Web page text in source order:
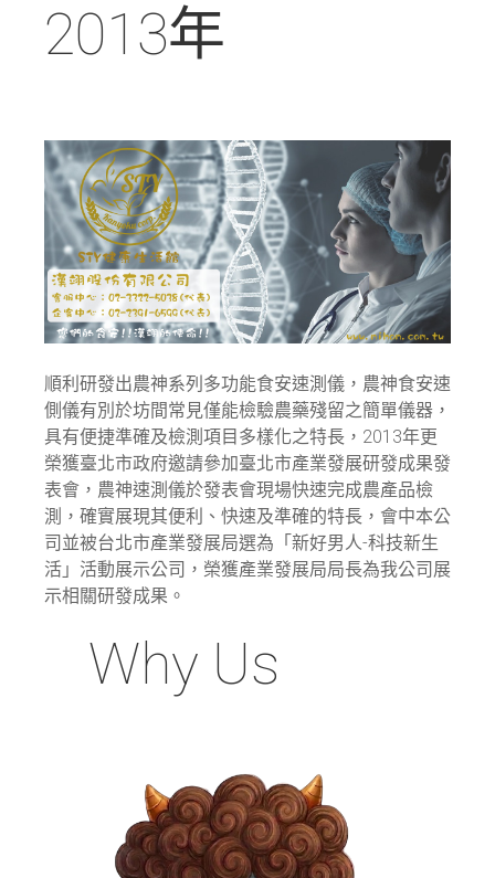
2013年
順利研發出農神系列多功能食安速測儀，農神食安速
側儀有別於坊間常見僅能檢驗農藥殘留之簡單儀器，
具有便捷準確及檢測項目多樣化之特長，2013年更
榮獲臺北市政府邀請參加臺北市產業發展研發成果發
表會，農神速測儀於發表會現場快速完成農產品檢
測，確實展現其便利、快速及準確的特長，會中本公
司並被台北市產業發展局選為「新好男人-科技新生
活」活動展示公司，榮獲產業發展局局長為我公司展
示相關研發成果。
Why Us